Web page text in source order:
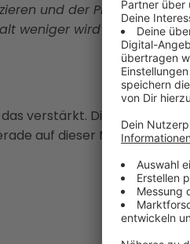
und der Preis gleich
weniger wird und das
verstärkt. Die Preisprüfer
auf dieser